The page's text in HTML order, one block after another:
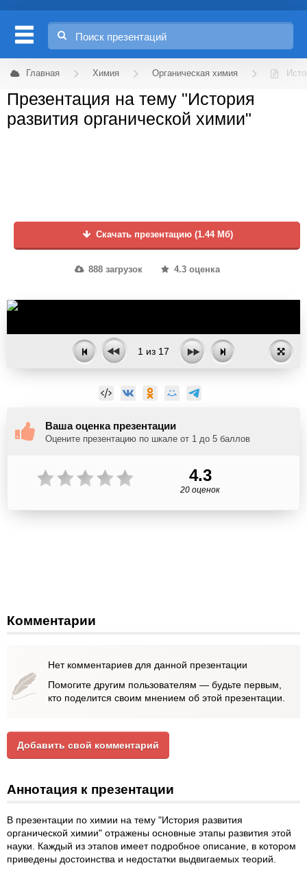
Главная Химия Органическая химия
Презентация на тему "История
развития органической химии"
Скачать презентацию (1.44 Мб)
888 загрузок 4.3 оценка
1 из 17
Ваша оценка презентации
Оцените презентацию по шкале от 1 до 5 баллов
4.3
20 оценок
Комментарии
Нет комментариев для данной презентации
Помогите другим пользователям — будьте первым,
кто поделится своим мнением об этой презентации.
Добавить свой комментарий
Аннотация к презентации
В презентации по химии на тему "История развития
органической химии" отражены основные этапы развития этой
науки. Каждый из этапов имеет подробное описание, в котором
приведены достоинства и недостатки выдвигаемых теорий.